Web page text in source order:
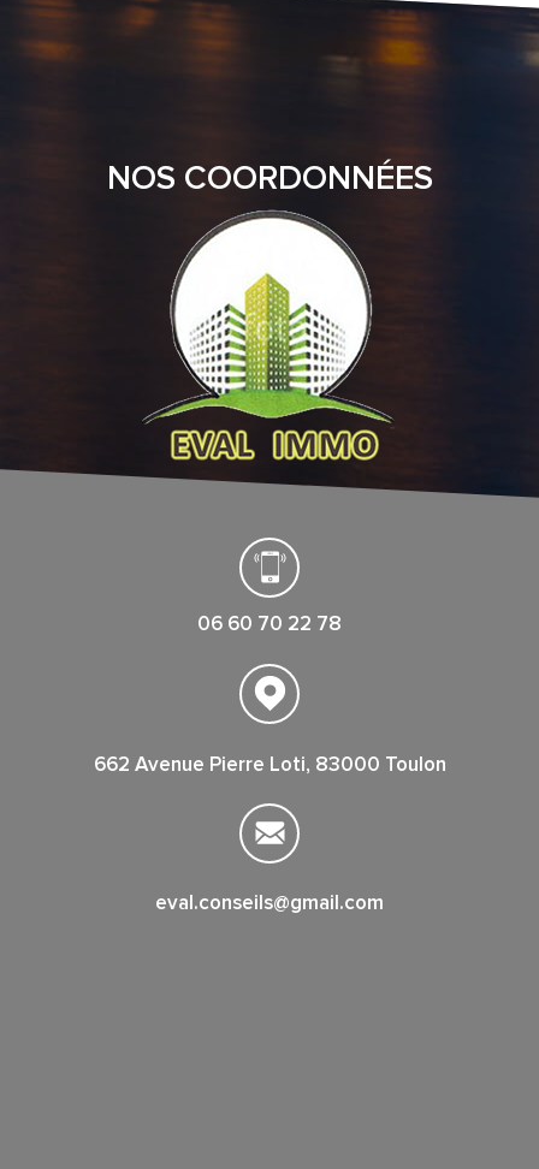
NOS COORDONNÉES
06 60 70 22 78
662 Avenue Pierre Loti, 83000 Toulon
eval.conseils@gmail.com